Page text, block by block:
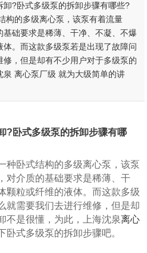
卸?卧式多级泵的拆卸步骤有哪些?
构的多级离心泵，该泵有着流量
础要求是稀薄、干净、不凝、不爆
。而这款多级泵若是出现了故障问
，但是却有不少用户对于多级泵的
离心泵厂级 就为大级简单的讲
卧式多级泵的拆卸步骤有哪
种卧式结构的多级离心泵，该泵
对介质的基础要求是稀薄、干
颗粒或纤维的液体。而这款多级
就需要我们去进行维修，但是却
不是很懂，为此，上海沈泉离心
卧式多级泵的拆卸步骤吧。